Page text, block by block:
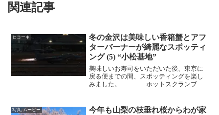
関連記事
ヒコーキ
冬の金沢は美味しい香箱蟹とアフ
ターバーナーが綺麗なスポッティ
ング (5) “小松基地”
美味しいお寿司をいただいた後、東京に
戻る便までの間、スポッティングを楽し
みました。 ホットスクランブル
写真, ムービー
今年も山梨の枝垂れ桜からわが家